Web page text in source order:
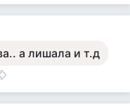
а лишала и т.д